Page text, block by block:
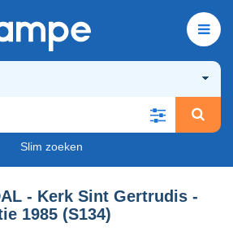
Slim zoeken
- Kerk Sint Gertrudis -
1985 (S134)